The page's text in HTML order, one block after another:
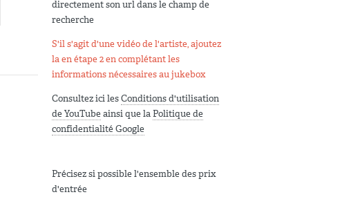
directement son url dans le champ de
recherche
S'il s'agit d'une vidéo de l'artiste, ajoutez
la en étape 2 en complétant les
informations nécessaires au jukebox
Consultez ici lesConditions d'utilisation
de YouTubeainsi que laPolitique de
confidentialité Google
Précisez si possible l'ensemble des prix
d'entrée